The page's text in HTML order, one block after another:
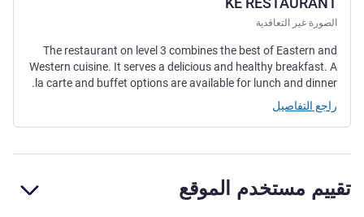
الصورة غير التعاقدية
The restaurant on level 3 combines the best of Eastern and
Western cuisine. It serves a delicious and healthy breakfast. A
la carte and buffet options are available for lunch and dinner.
راجع التفاصيل
تقييم مستخدم الموقع